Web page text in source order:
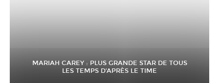
MARIAH CAREY : PLUS GRANDE STAR DE TOUS
LES TEMPS D’APRÈS LE TIME